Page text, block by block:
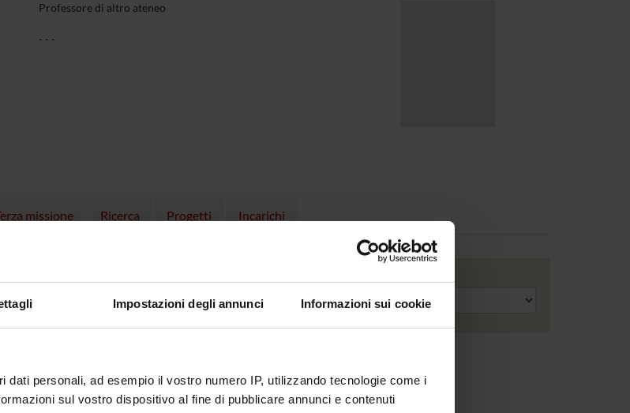
Impostazioni degli annunci Informazioni sui cookie
dati personali, ad esempio il vostro numero IP, utilizzando tecnologie come i
sul vostro dispositivo al fine di pubblicare annunci e contenuti
Professore di altro ateneo
- - -
missione Ricerca Progetti Incarichi
periodo selezionato:0.